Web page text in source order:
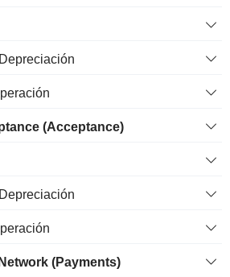
(Acceptance)
(Payments)